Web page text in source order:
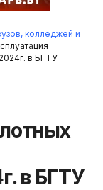
колледжей и
в БГТУ
в БГТУ